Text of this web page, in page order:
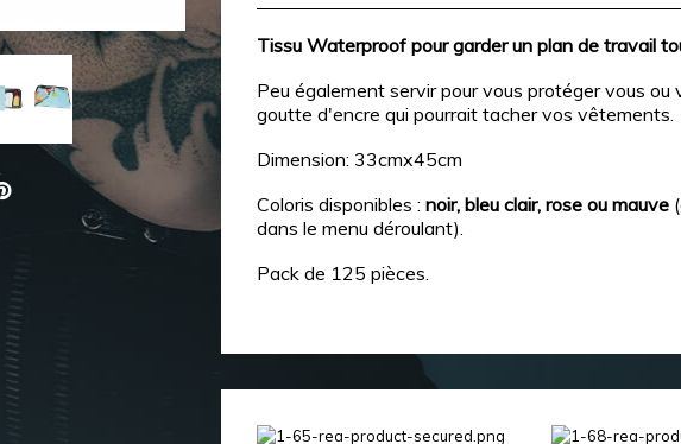
Tissu Waterproof pour garder un plan de travail
Peu également servir pour vous protéger vous ou
goutte d'encre qui pourrait tacher vos vêtements.
Dimension: 33cmx45cm
Coloris disponibles :noir, bleu clair, rose ou mauve
dans le menu déroulant).
Pack de 125 pièces.